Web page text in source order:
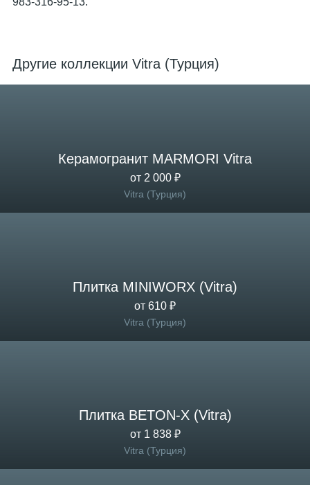
Другие коллекции Vitra (Турция)
Керамогранит MARMORI Vitra
от 2 000 ₽
Vitra (Турция)
Плитка MINIWORX (Vitra)
от 610 ₽
Vitra (Турция)
Плитка BETON-X (Vitra)
от 1 838 ₽
Vitra (Турция)